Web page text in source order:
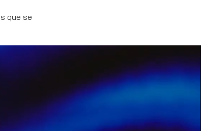
que se